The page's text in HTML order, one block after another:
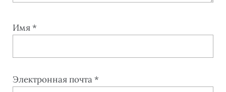
Имя*
Электронная почта*